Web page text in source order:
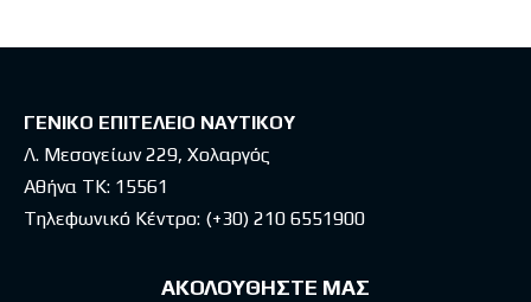
ΓΕΝΙΚΟ ΕΠΙΤΕΛΕΙΟ ΝΑΥΤΙΚΟΥ
Λ. Μεσογείων 229, Χολαργός
Αθήνα ΤΚ: 15561
Τηλεφωνικό Κέντρο: (+30) 210 6551900
ΑΚΟΛΟΥΘΗΣΤΕ ΜΑΣ